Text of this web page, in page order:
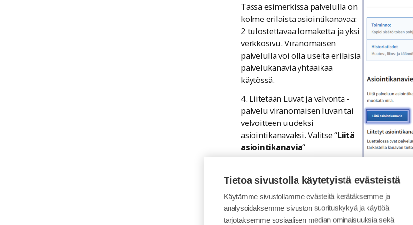
Tässä esimerkissä palvelulla on
kolme erilaista asiointikanavaa:
2 tulostettavaa lomaketta ja yksi
verkkosivu. Viranomaisen
palvelulla voi olla useita erilaisia
palvelukanavia yhtäaikaa
käytössä.
4. Liitetään Luvat ja valvonta -
palvelu viranomaisen luvan tai
velvoitteen uudeksi
asiointikanavaksi. Valitse “Liitä
asiointikanavia“
Tietoa sivustolla käytetyistä evästeistä
Käytämme sivustollamme evästeitä kerätäksemme ja
analysoidaksemme sivuston suorituskykyä ja käyttöä,
tarjotaksemme sosiaalisen median ominaisuuksia sekä